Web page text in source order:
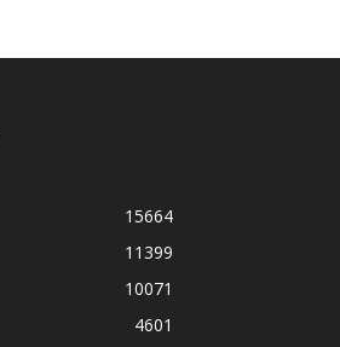
15664
11399
10071
4601